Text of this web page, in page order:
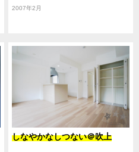
「御器所」10分/地下鉄鶴舞線「御器所」10
2007年2月
しなやかなしつない＠吹上